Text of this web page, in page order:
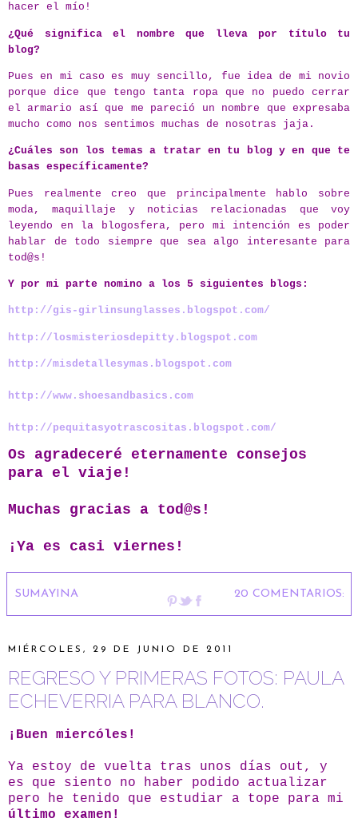
hacer el mío!
¿Qué significa el nombre que lleva por título tu
blog?
Pues en mi caso es muy sencillo, fue idea de mi novio
porque dice que tengo tanta ropa que no puedo cerrar
el armario así que me pareció un nombre que expresaba
mucho como nos sentimos muchas de nosotras jaja.
¿Cuáles son los temas a tratar en tu blog y en que te
basas específicamente?
Pues realmente creo que principalmente hablo sobre
moda, maquillaje y noticias relacionadas que voy
leyendo en la blogosfera, pero mi intención es poder
hablar de todo siempre que sea algo interesante para
tod@s!
Y por mi parte nomino a los 5 siguientes blogs:
http://gis-girlinsunglasses.blogspot.com/
http://losmisteriosdepitty.blogspot.com
http://misdetallesymas.blogspot.com
http://www.shoesandbasics.com
http://pequitasyotrascositas.blogspot.com/
Os agradeceré eternamente consejos
para el viaje!
Muchas gracias a tod@s!
¡Ya es casi viernes!
SUMAYINA 20 COMENTARIOS:
MIÉRCOLES, 29 DE JUNIO DE 2011
REGRESO Y PRIMERAS FOTOS: PAULA
ECHEVERRIA PARA BLANCO.
¡Buen miercóles!
Ya estoy de vuelta tras unos días out, y
es que siento no haber podido actualizar
pero he tenido que estudiar a tope para mi
último examen!